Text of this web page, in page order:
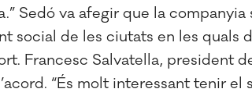
Sedó va afegir que la companyia
social de les ciutats en les quals
Francesc Salvatella, president
“És molt interessant tenir